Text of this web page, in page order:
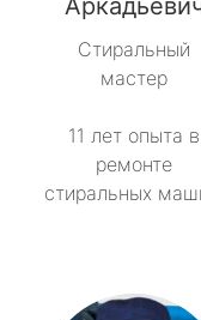
Стиральный
мастер
11 лет опыта в
ремонте
стиральных